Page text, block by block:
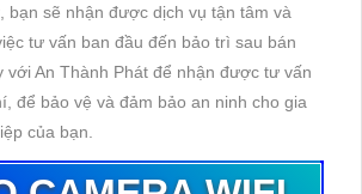
bạn sẽ nhận được dịch vụ tận tâm và
tư vấn ban đầu đến bảo trì sau bán
với An Thành Phát để nhận được tư vấn
để bảo vệ và đảm bảo an ninh cho gia
của bạn.